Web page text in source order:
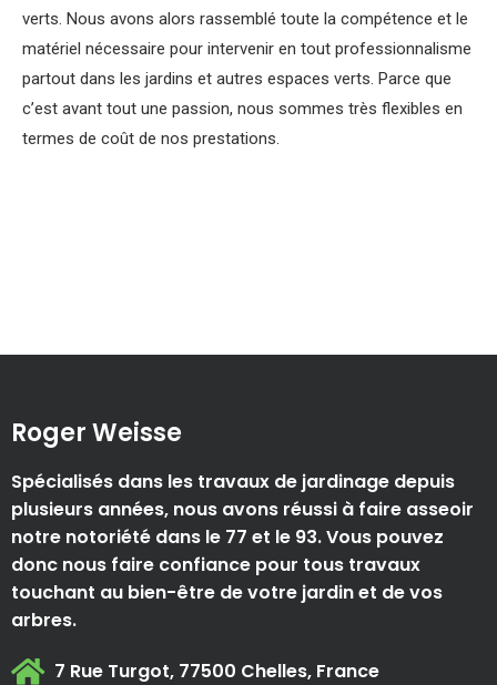
verts. Nous avons alors rassemblé toute la compétence et le
matériel nécessaire pour intervenir en tout professionnalisme
partout dans les jardins et autres espaces verts. Parce que
c’est avant tout une passion, nous sommes très flexibles en
termes de coût de nos prestations.
Roger Weisse
Spécialisés dans les travaux de jardinage depuis
plusieurs années, nous avons réussi à faire asseoir
notre notoriété dans le 77 et le 93. Vous pouvez
donc nous faire confiance pour tous travaux
touchant au bien-être de votre jardin et de vos
arbres.
7 Rue Turgot, 77500 Chelles, France